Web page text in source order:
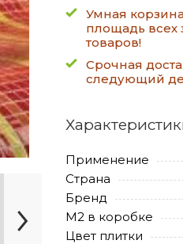
Умная
площадь всех
товаров!
Срочная
следующий
Применение
Страна
Бренд
М2 в коробке
Цвет плитки